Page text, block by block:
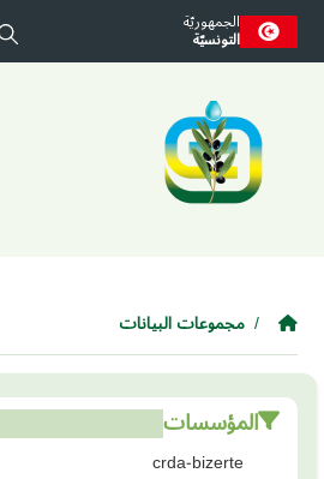
Skip to main content
الجمهوريّة
التونسيّة
مجموعات البيانات
المؤسسات
crda-bizerte